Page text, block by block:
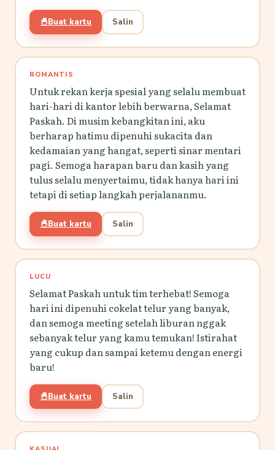
🐣Buat kartu Salin
ROMANTIS
Untuk rekan kerja spesial yang selalu membuat
hari-hari di kantor lebih berwarna, Selamat
Paskah. Di musim kebangkitan ini, aku
berharap hatimu dipenuhi sukacita dan
kedamaian yang hangat, seperti sinar mentari
pagi. Semoga harapan baru dan kasih yang
tulus selalu menyertaimu, tidak hanya hari ini
tetapi di setiap langkah perjalananmu.
🐣Buat kartu Salin
LUCU
Selamat Paskah untuk tim terhebat! Semoga
hari ini dipenuhi cokelat telur yang banyak,
dan semoga meeting setelah liburan nggak
sebanyak telur yang kamu temukan! Istirahat
yang cukup dan sampai ketemu dengan energi
baru!
🐣Buat kartu Salin